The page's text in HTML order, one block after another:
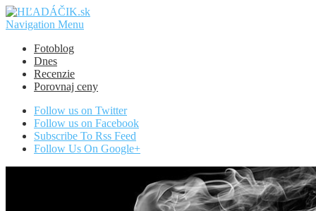
Navigation Menu
Fotoblog
Dnes
Recenzie
Porovnaj ceny
Follow us on Twitter
Follow us on Facebook
Subscribe To Rss Feed
Follow Us On Google+